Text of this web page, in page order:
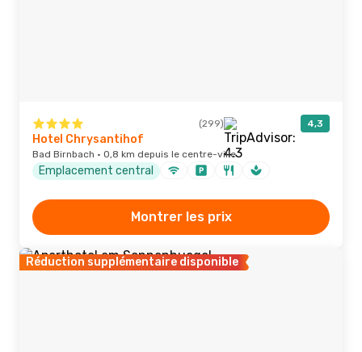
(299) 4,3
Hotel Chrysantihof
Bad Birnbach · 0,8 km depuis le centre-ville
Emplacement central
Montrer les prix
Réduction supplémentaire disponible